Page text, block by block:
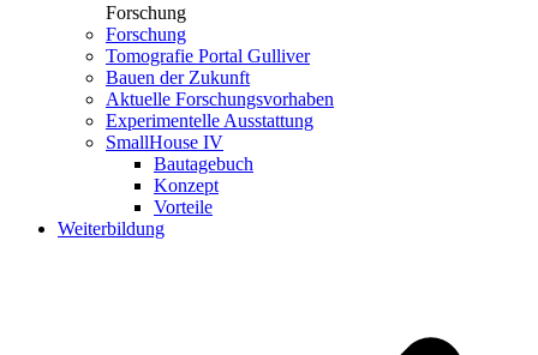
Forschung
Forschung
Tomografie Portal Gulliver
Bauen der Zukunft
Aktuelle Forschungsvorhaben
Experimentelle Ausstattung
SmallHouse IV
Bautagebuch
Konzept
Vorteile
Weiterbildung